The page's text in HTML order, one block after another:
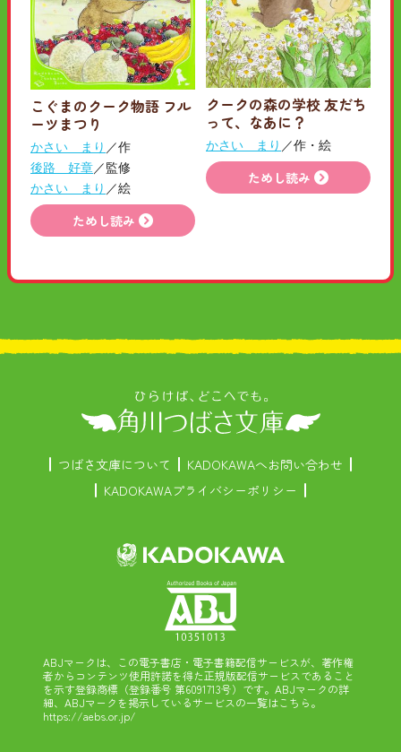
こぐまのクーク物語 フル
ーツまつり
かさい まり ／作
後路 好章／監修
かさい まり ／絵
ためし読み
クークの森の学校 友だち
って、なあに？
かさい まり ／作・絵
ためし読み
つばさ文庫について
KADOKAWAへお問い合わせ
KADOKAWAプライバシーポリシー
ABJマークは、この電子書店・電子書籍配信サービスが、著作権
者からコンテンツ使用許諾を得た正規版配信サービスであること
を示す登録商標（登録番号 第6091713号）です。ABJマークの詳
細、ABJマークを掲示しているサービスの一覧はこちら。
https://aebs.or.jp/